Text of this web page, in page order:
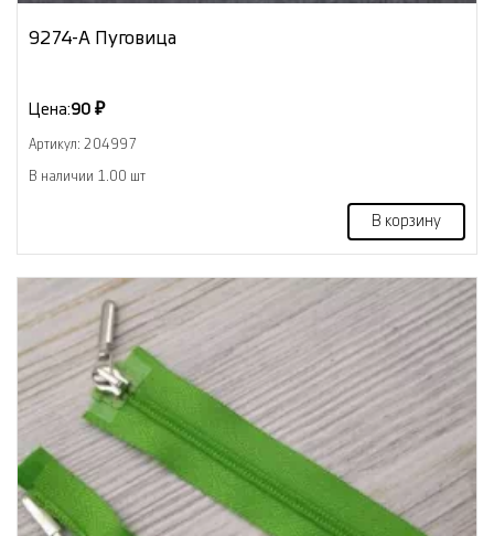
9274-А Пуговица
Цена:90 ₽
Артикул: 204997
В наличии 1.00 шт
В корзину